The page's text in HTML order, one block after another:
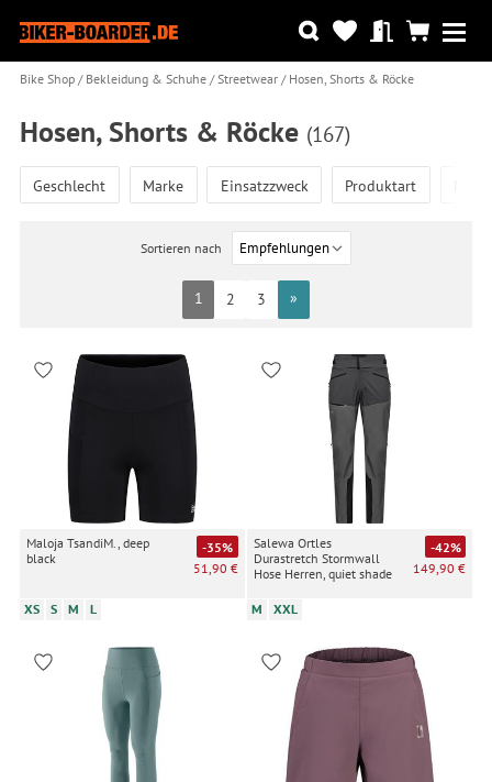
Bike Shop Bekleidung & Schuhe Streetwear Hosen, Shorts & Röcke
Hosen, Shorts & Röcke (167)
Geschlecht Marke Einsatzzweck Produktart
Sortieren nach
1 2 3 »
Maloja TsandiM., deep
black
-35%
51,90 €
XS S M L
Salewa Ortles
Durastretch Stormwall
Hose Herren, quiet shade
-42%
149,90 €
M XXL